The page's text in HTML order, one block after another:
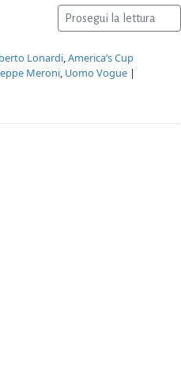
Prosegui la lettura
Lonardi,America’s Cup
Meroni, Uomo Vogue |